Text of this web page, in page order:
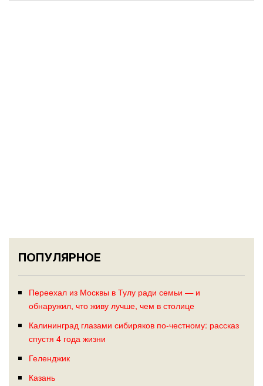
ПОПУЛЯРНОЕ
Переехал из Москвы в Тулу ради семьи — и
обнаружил, что живу лучше, чем в столице
Калининград глазами сибиряков по-честному: рассказ
спустя 4 года жизни
Геленджик
Казань